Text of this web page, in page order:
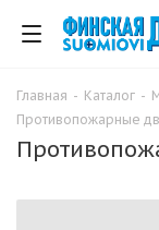
Главная - Каталог -
Противопожарные